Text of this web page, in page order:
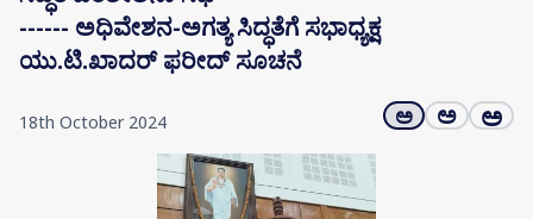
------ ಅಧಿವೇಶನ-ಅಗತ್ಯ ಸಿದ್ಧತೆಗೆ ಸಭಾಧ್ಯಕ್ಷ
ಯು.ಟಿ.ಖಾದರ್ ಫರೀದ್ ಸೂಚನೆ
18th October 2024 ಅ ಅ ಅ